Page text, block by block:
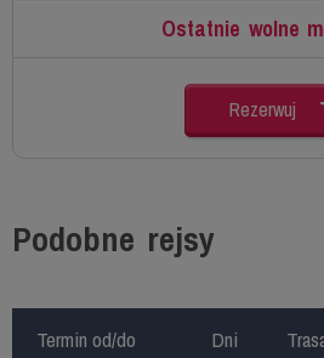
Ostatnie wolne
Rezerwuj
Podobne rejsy
Termin od/do Dni
Termin od/do Dni